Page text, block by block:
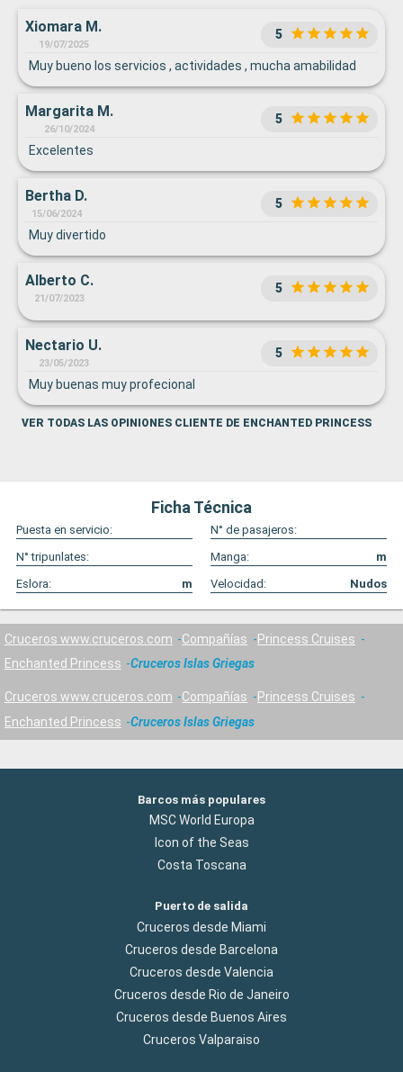
Xiomara M.
19/07/2025
5
Muy bueno los servicios , actividades , mucha amabilidad
Margarita M.
26/10/2024
5
Excelentes
Bertha D.
15/06/2024
5
Muy divertido
Alberto C.
21/07/2023
5
Nectario U.
23/05/2023
5
Muy buenas muy profecional
VER TODAS LAS OPINIONES CLIENTE DE ENCHANTED PRINCESS
Ficha Técnica
Puesta en servicio:
N° de pasajeros:
N° tripunlates:
Manga:
m
Eslora:
m Velocidad: Nudos
Cruceros www.cruceros.com Compañías
Princess Cruises
Enchanted Princess
Cruceros Islas Griegas
Cruceros www.cruceros.com Compañías
Princess Cruises
Enchanted Princess
Cruceros Islas Griegas
Barcos más populares
MSC World Europa
Icon of the Seas
Costa Toscana
Puerto de salida
Cruceros desde Miami
Cruceros desde Barcelona
Cruceros desde Valencia
Cruceros desde Rio de Janeiro
Cruceros desde Buenos Aires
Cruceros Valparaiso